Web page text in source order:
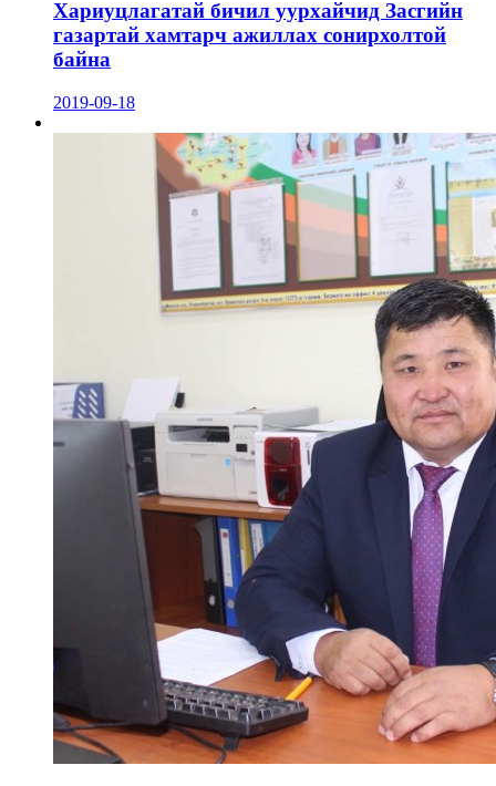
Хариуцлагатай бичил уурхайчид Засгийн
газартай хамтарч ажиллах сонирхолтой
байна
2019-09-18